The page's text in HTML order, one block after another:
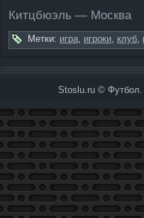
Китцбюэль — Москва
Метки: игра, игроки, клуб,
Stoslu.ru © Футбол.